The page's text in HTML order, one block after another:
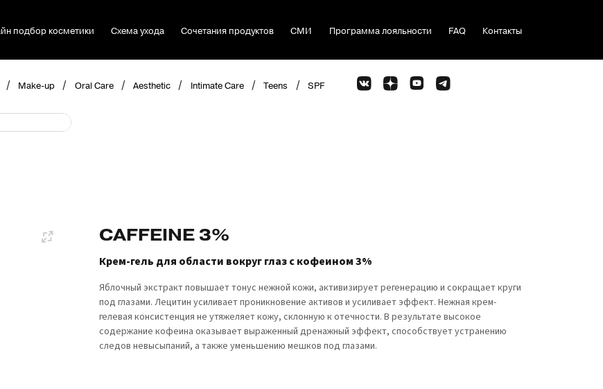
подбор косметики Схема ухода Сочетания продуктов СМИ Программа лояльности FAQ Контакты
/ Make-up / Oral Care / Aesthetic / Intimate Care / Teens / SPF
CAFFEINE 3%
Крем-гель для области вокруг глаз с кофеином 3%
Яблочный экстракт повышает тонус нежной кожи, активизирует регенерацию и сокращает круги
под глазами. Лецитин усиливает проникновение активов и усиливает эффект. Нежная крем-
гелевая консистенция не утяжеляет кожу, склонную к отечности. В результате высокое
содержание кофеина оказывает выраженный дренажный эффект, способствует устранению
следов невысыпаний, а также уменьшению мешков под глазами.